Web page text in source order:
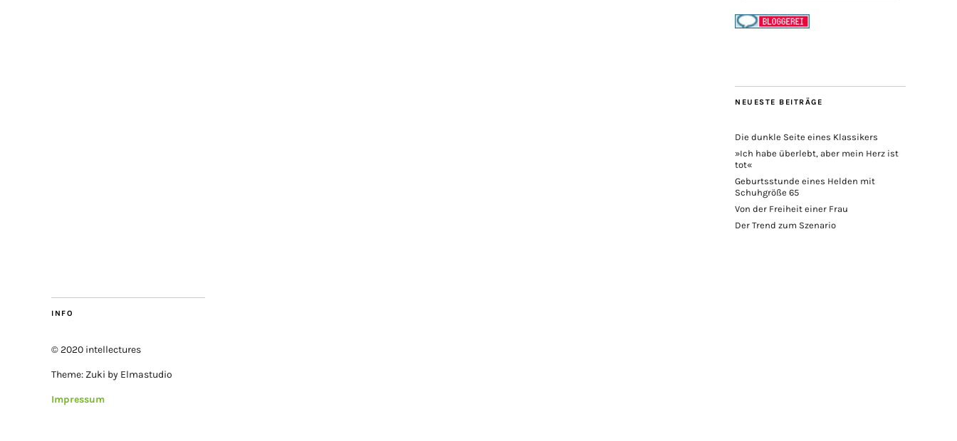
NEUESTE BEITRÄGE
Die dunkle Seite eines Klassikers
»Ich habe überlebt, aber mein Herz ist
tot«
Geburtsstunde eines Helden mit
Schuhgröße 65
Von der Freiheit einer Frau
Der Trend zum Szenario
INFO
© 2020 intellectures
Theme: Zuki by Elmastudio
Impressum